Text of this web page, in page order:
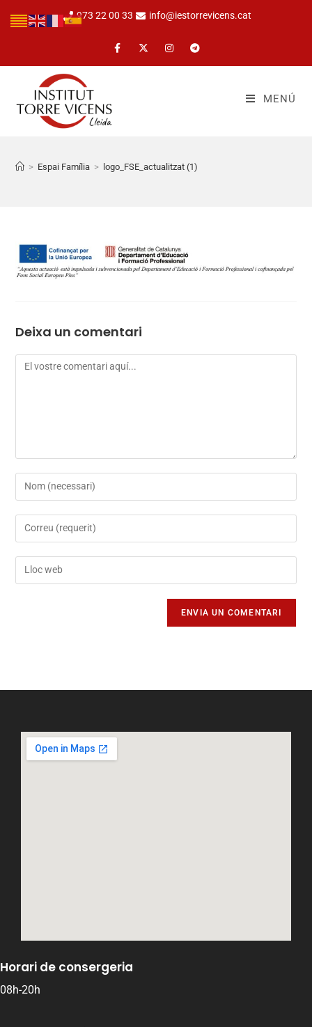
973 22 00 33 info@iestorrevicens.cat
MENÚ
> Espai Família > logo_FSE_actualitzat (1)
Deixa un comentari
Horari de consergeria
08h-20h